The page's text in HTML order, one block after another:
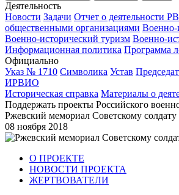
Деятельность
Новости Задачи Отчет о деятельности
общественными организациями Военно-
Военно-исторический туризм Военно-
Информационная политика Программа
Официально
Указ № 1710 Символика Устав
ИРВИО
Историческая справка Материалы о
Поддержать проекты Российского
Ржевский мемориал Советскому солдату
08 ноября 2018
О ПРОЕКТЕ
НОВОСТИ ПРОЕКТА
ЖЕРТВОВАТЕЛИ